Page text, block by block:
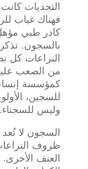
التحديات
فهناك غياب
كادر طبي
بالسجون.
النزاعات كل
من الصعب
كمؤسسة
للسجين،
وليس للسجناء.
السجون لا
ظروف
العنف